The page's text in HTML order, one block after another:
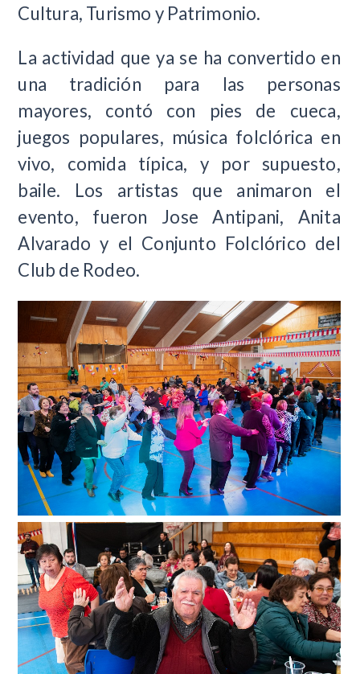
Cultura, Turismo y Patrimonio.
La actividad que ya se ha convertido en
una tradición para las personas
mayores, contó con pies de cueca,
juegos populares, música folclórica en
vivo, comida típica, y por supuesto,
baile. Los artistas que animaron el
evento, fueron Jose Antipani, Anita
Alvarado y el Conjunto Folclórico del
Club de Rodeo.